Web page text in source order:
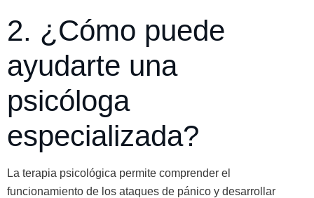
2. ¿Cómo puede
ayudarte una
psicóloga
especializada?
La terapia psicológica permite comprender el
funcionamiento de los ataques de pánico y desarrollar